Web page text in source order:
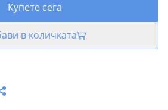
Купете сега
в количката